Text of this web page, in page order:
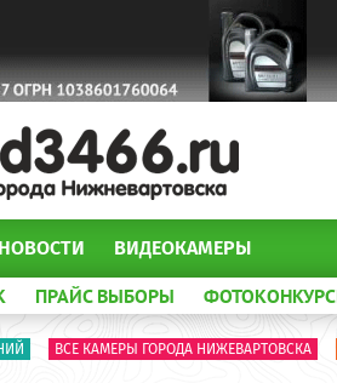
НОВОСТИ ВИДЕОКАМЕРЫ
ПРАЙС ВЫБОРЫ
ВСЕ КАМЕРЫ ГОРОДА НИЖЕВАРТОВСКА